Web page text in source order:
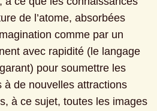
de l’atome, absorbées
comme par un
avec rapidité (le langage
pour soumettre les
à de nouvelles attractions
à ce sujet, toutes les images